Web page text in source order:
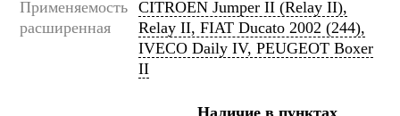
Применяемость
расширенная
CITROEN Jumper II (Relay II),
Relay II, FIAT Ducato 2002 (244),
IVECO Daily IV, PEUGEOT Boxer
II
Наличие в пунктах